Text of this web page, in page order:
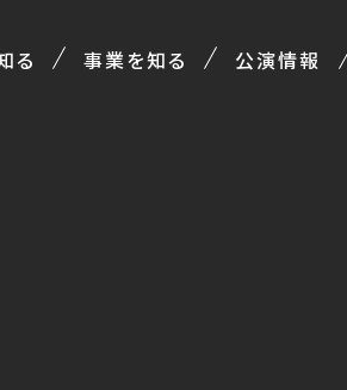
る 事業を知る 公演情報